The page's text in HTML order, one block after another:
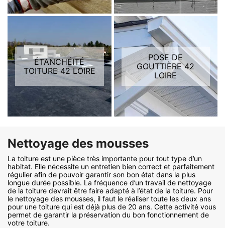
ÉTANCHÉITÉ
TOITURE 42 LOIRE
POSE DE
GOUTTIÈRE 42
LOIRE
Nettoyage des mousses
La toiture est une pièce très importante pour tout type d’un
habitat. Elle nécessite un entretien bien correct et parfaitement
régulier afin de pouvoir garantir son bon état dans la plus
longue durée possible. La fréquence d’un travail de nettoyage
de la toiture devrait être faire adapté à l’état de la toiture. Pour
le nettoyage des mousses, il faut le réaliser toute les deux ans
pour une toiture qui est déjà plus de 20 ans. Cette activité vous
permet de garantir la préservation du bon fonctionnement de
votre toiture.